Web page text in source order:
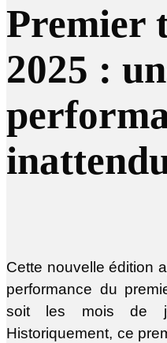
Premier
2025 :
Cette nouvelle édition
performance du
soit les mois de
Historiquement, ce